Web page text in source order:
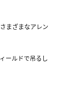
まざまなアレン
ールドで吊るし